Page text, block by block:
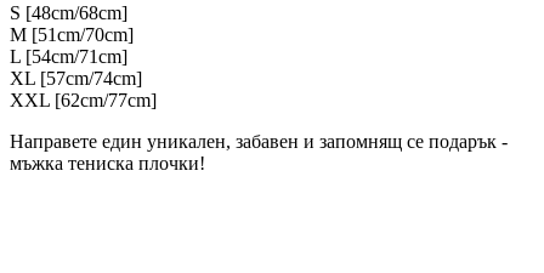
S [48cm/68cm]
M [51cm/70cm]
L [54cm/71cm]
XL [57cm/74cm]
XXL [62cm/77cm]
Направете един уникален, забавен и запомнящ се подарък -
мъжка тениска плочки!